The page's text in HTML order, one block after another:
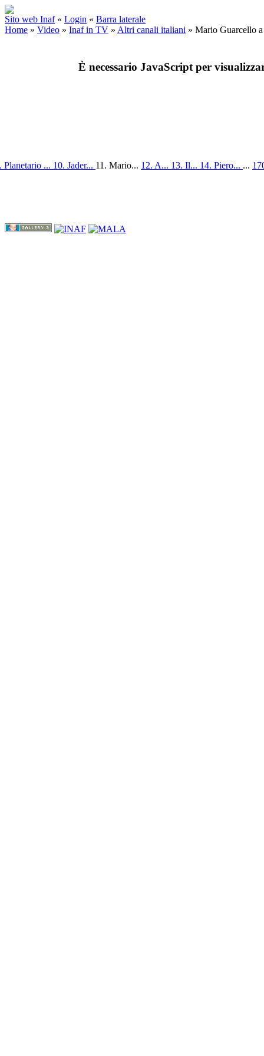
Sito web Inaf « Login « Barra laterale
Home » Video » Inaf in TV » Altri canali italiani » Mario Guarcello
È necessario JavaScript per
Planetario ... 10. Jader... 11. Mario... 12. A... 13. Il... 14. Piero... ...